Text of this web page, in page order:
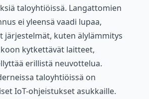
taloyhtiöissä. Langattomien
ei yleensä vaadi lupaa,
järjestelmät, kuten älylämmitys
kytkettävät laitteet,
erillistä neuvottelua.
taloyhtiöissä on
IoT-ohjeistukset asukkaille.